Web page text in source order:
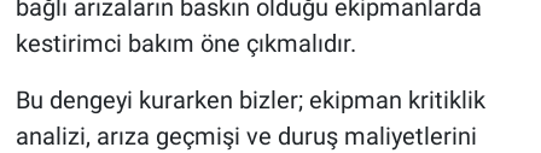
bağlı arızaların baskın olduğu ekipmanlarda
kestirimci bakım öne çıkmalıdır.
Bu dengeyi kurarken bizler; ekipman kritiklik
analizi, arıza geçmişi ve duruş maliyetlerini